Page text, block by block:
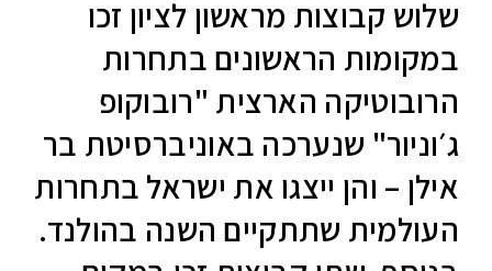
שלוש קבוצות מראשון לציון זכו
במקומות הראשונים בתחרות
הרובוטיקה הארצית "רובוקופ
ג׳וניור" שנערכה באוניברסיטת בר
אילן – והן ייצגו את ישראל בתחרות
העולמית שתתקיים השנה בהולנד.